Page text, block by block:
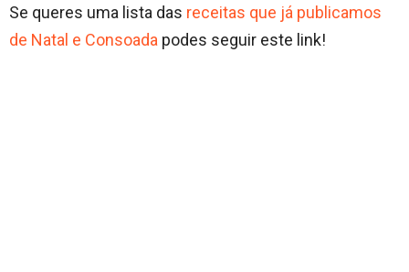
Se queres uma lista das receitas que já publicamos
de Natal e Consoada podes seguir este link!